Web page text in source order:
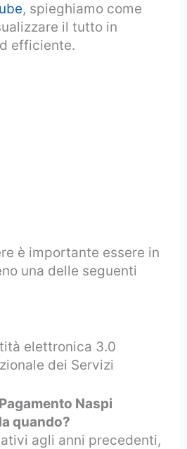
, spieghiamo come
il tutto in
efficiente.
è importante essere in
una delle seguenti
elettronica 3.0
dei Servizi
Naspi
quando?
agli anni precedenti,